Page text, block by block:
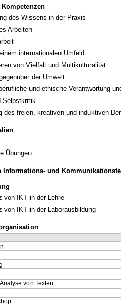
des Wissens in der Praxis
Arbeiten
internationalen Umfeld
von Vielfalt und Multikulturalität
der Umwelt
und ethische Verantwortung
Selbstkritik
des freien, kreativen und induktiven
Übungen
Informations- und
von IKT in der Lehre
von IKT in der Laborausbildung
von Texten